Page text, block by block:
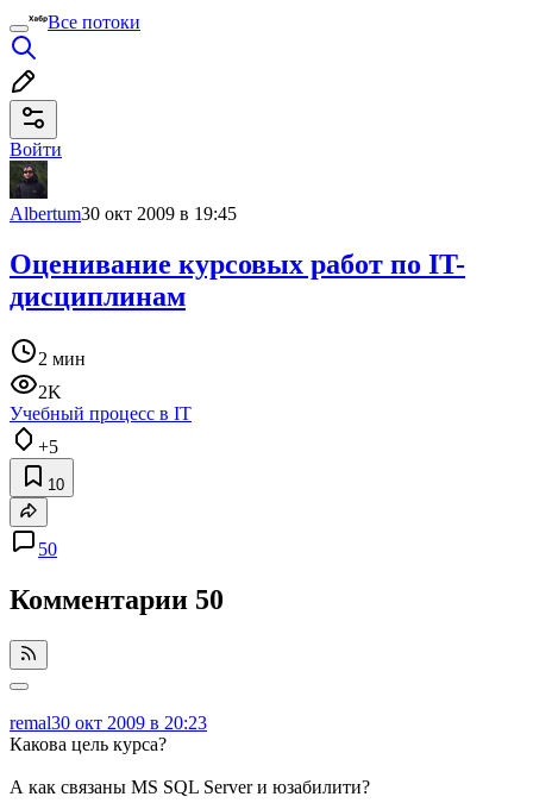
Все потоки
Войти
Albertum30 окт 2009 в 19:45
Оценивание курсовых работ по IT-
дисциплинам
2 мин
2K
Учебный процесс в IT
+5
10
50
Комментарии 50
remal30 окт 2009 в 20:23
Какова цель курса?
А как связаны MS SQL Server и юзабилити?